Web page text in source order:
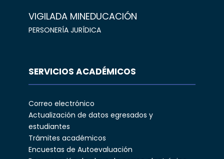
VIGILADA MINEDUCACIÓN
PERSONERÍA JURÍDICA
SERVICIOS ACADÉMICOS
Correo electrónico
Actualización de datos egresados y
estudiantes
Trámites académicos
Encuestas de Autoevaluación